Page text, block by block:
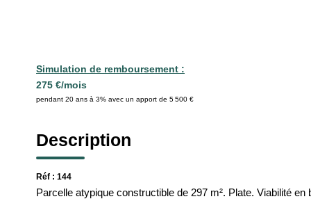
Simulation de remboursement :
275 €/mois
pendant 20 ans à 3% avec un apport de 5 500 €
Description
Réf : 144
Parcelle atypique constructible de 297 m². Plate. Viabilité en